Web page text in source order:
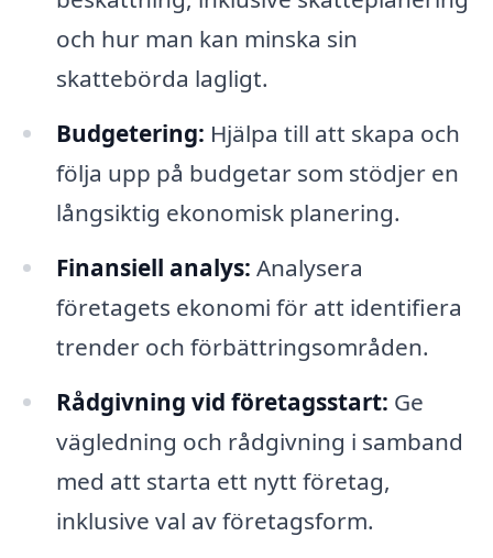
och hur man kan minska sin
skattebörda lagligt.
Budgetering: Hjälpa till att skapa och
följa upp på budgetar som stödjer en
långsiktig ekonomisk planering.
Finansiell analys: Analysera
företagets ekonomi för att identifiera
trender och förbättringsområden.
Rådgivning vid företagsstart: Ge
vägledning och rådgivning i samband
med att starta ett nytt företag,
inklusive val av företagsform.